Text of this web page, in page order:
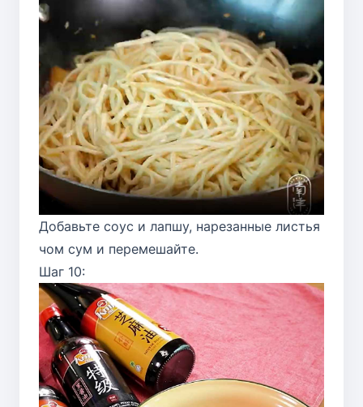
Добавьте соус и лапшу, нарезанные листья
чом сум и перемешайте.
Шаг 10: